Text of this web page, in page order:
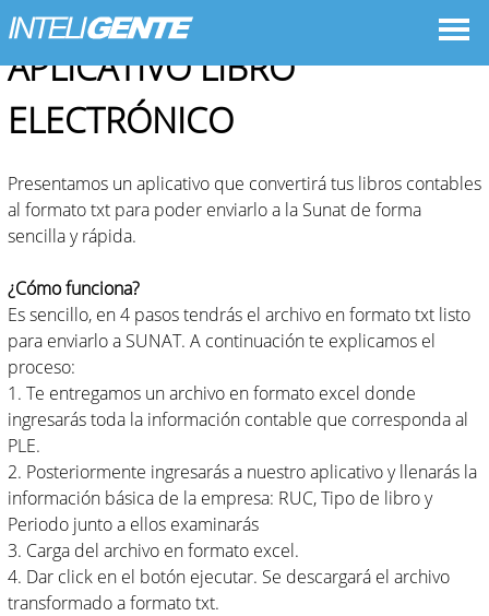
APLICATIVO LIBRO
ELECTRÓNICO
Presentamos un aplicativo que convertirá tus libros contables
al formato txt para poder enviarlo a la Sunat de forma
sencilla y rápida.
¿Cómo funciona?
Es sencillo, en 4 pasos tendrás el archivo en formato txt listo
para enviarlo a SUNAT. A continuación te explicamos el
proceso:
1. Te entregamos un archivo en formato excel donde
ingresarás toda la información contable que corresponda al
PLE.
2. Posteriormente ingresarás a nuestro aplicativo y llenarás la
información básica de la empresa: RUC, Tipo de libro y
Periodo junto a ellos examinarás
3. Carga del archivo en formato excel.
4. Dar click en el botón ejecutar. Se descargará el archivo
transformado a formato txt.